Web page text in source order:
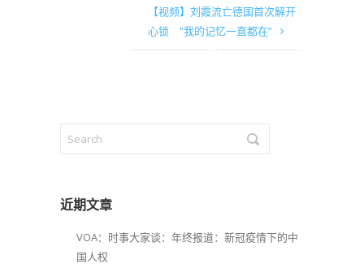
【视频】刘霞流亡德国首次解开
心锁 “我的记忆一直都在”
近期文章
VOA：时事大家谈：年终报道：新冠疫情下的中
国人权